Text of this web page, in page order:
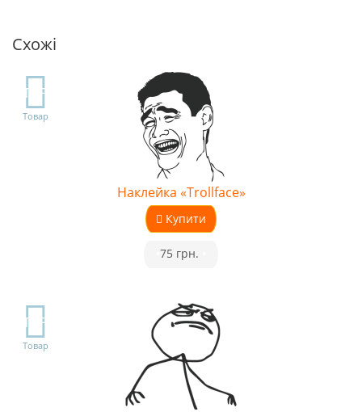
Схожі
TOP
Товар
Наклейка «Trollface»
Купити
75 грн.
TOP
Товар